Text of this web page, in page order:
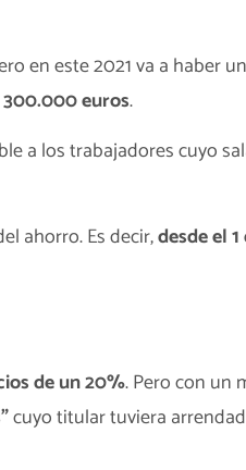
en este 2021 va a haber
euros.
a los trabajadores cuyo
ahorro. Es decir,desde el
de un 20%. Pero con un
cuyo titular tuviera